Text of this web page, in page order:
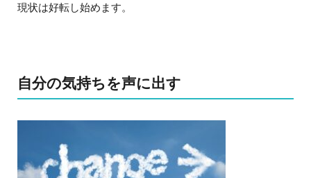
現状は好転し始めます。
自分の気持ちを声に出す